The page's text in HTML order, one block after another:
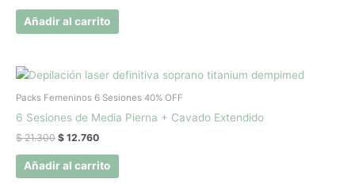
Añadir al carrito
Packs Femeninos 6 Sesiones 40% OFF
6 Sesiones de Media Pierna + Cavado Extendido
$21.300
El
original
$ 21.300.
$ 12.760
El
actual
$ 12.760.
Añadir al carrito